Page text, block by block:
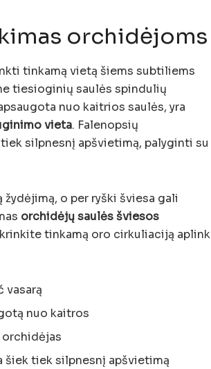
orchidėjoms
tinkamą vietą šiems subtiliems
tiesioginių saulės spindulių
nuo kaitrios saulės, yra
vieta. Falenopsių
silpnesnį apšvietimą, palyginti su
o per ryški šviesa gali
orchidėjų saulės šviesos
tinkamą oro cirkuliaciją aplink
vasarą
nuo kaitros
šiek tiek silpnesnį apšvietimą